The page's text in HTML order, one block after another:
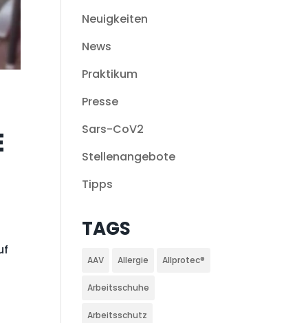
Neuigkeiten
News
Praktikum
Presse
Sars-CoV2
Stellenangebote
Tipps
TAGS
AAV Allergie Allprotec®
Arbeitsschuhe
Arbeitsschutz